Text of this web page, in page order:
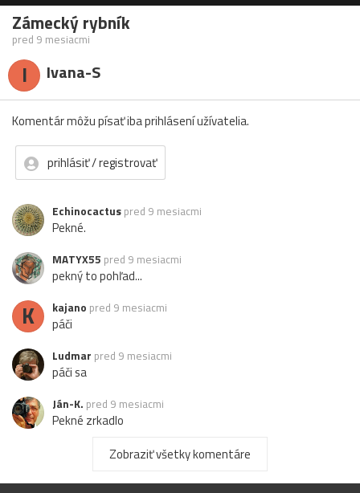
Zámecký rybník
pred 9 mesiacmi
I Ivana-S
Komentár môžu písať iba prihlásení užívatelia.
prihlásiť / registrovať
Echinocactus pred 9 mesiacmi
Pekné.
MATYX55 pred 9 mesiacmi
pekný to pohľad...
K kajano pred 9 mesiacmi
páči
Ludmar pred 9 mesiacmi
páči sa
Ján-K. pred 9 mesiacmi
Pekné zrkadlo
Zobraziť všetky komentáre